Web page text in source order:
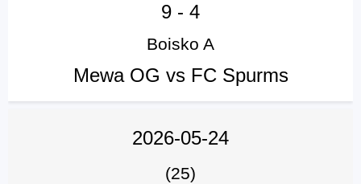
9 - 4
Boisko A
Mewa OG vs FC Spurms
2026-05-24
(25)